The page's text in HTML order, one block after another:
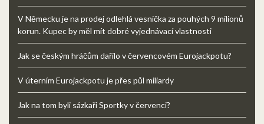
V Německu je na prodej odlehlá vesnička za pouhých 9 milionů
korun. Kupec by měl mít dobré vyjednávací vlastnosti
Jak se českým hráčům dařilo v červencovém Eurojackpotu?
V úterním Eurojackpotu je přes půl miliardy
Jak na tom byli sázkaři Sportky v červenci?